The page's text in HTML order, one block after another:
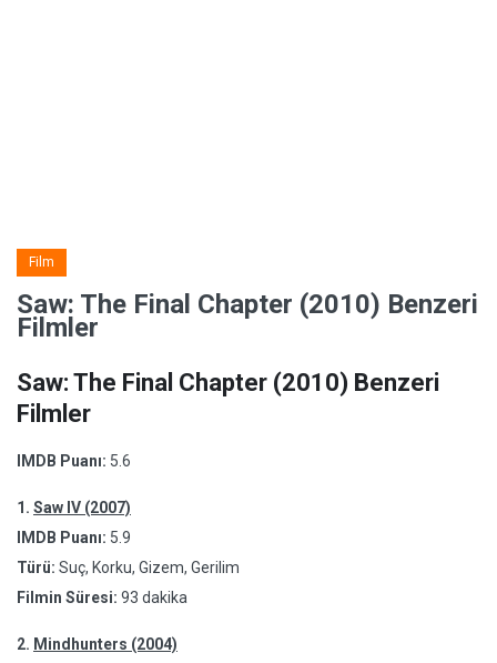
Film
Saw: The Final Chapter (2010) Benzeri
Filmler
Saw: The Final Chapter (2010) Benzeri
Filmler
IMDB Puanı: 5.6
1. Saw IV (2007)
IMDB Puanı: 5.9
Türü: Suç, Korku, Gizem, Gerilim
Filmin Süresi: 93 dakika
2. Mindhunters (2004)